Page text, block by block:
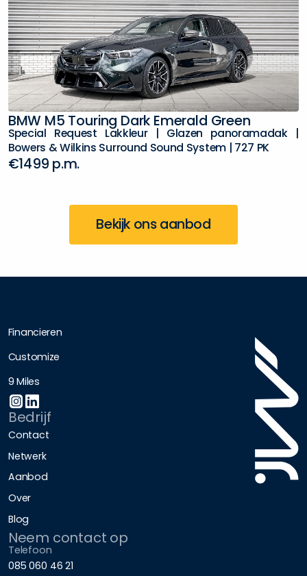
BMW M5 Touring Dark Emerald Green
Special Request Lakkleur | Glazen panoramadak |
Bowers &Wilkins Surround Sound System | 727 PK
€1499 p.m.
Bekijk ons aanbod
Financieren
Customize
9 Miles
Bedrijf
Contact
Netwerk
Aanbod
Over
Blog
Neem contact op
Telefoon
085 060 46 21